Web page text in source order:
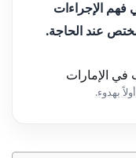
فهم الإجراءات
عند الحاجة.
في الإمارات
بهدوء.